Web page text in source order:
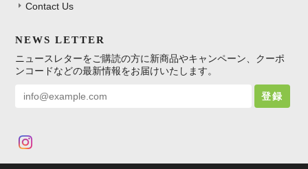
Contact Us
NEWS LETTER
ニュースレターをご購読の方に新商品やキャンペーン、クーポ
ンコードなどの最新情報をお届けいたします。
登録